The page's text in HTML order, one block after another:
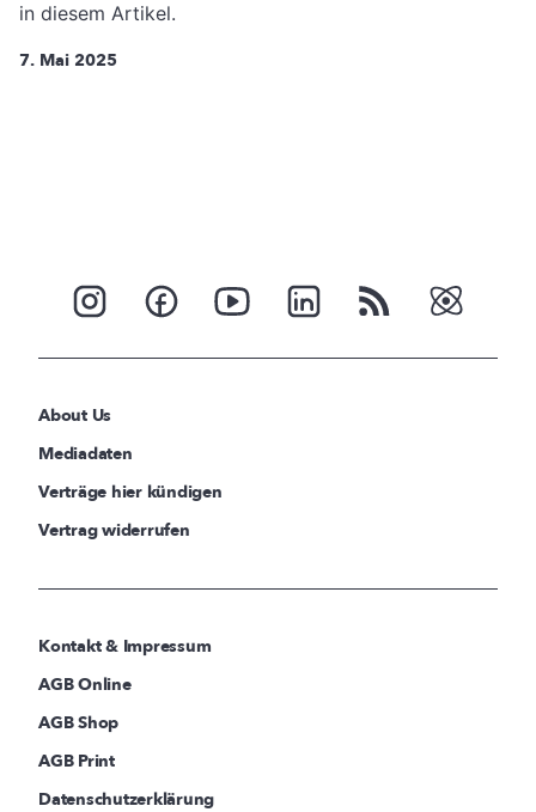
in diesem Artikel.
7. Mai 2025
About Us
Mediadaten
Verträge hier kündigen
Vertrag widerrufen
Kontakt & Impressum
AGB Online
AGB Shop
AGB Print
Datenschutzerklärung